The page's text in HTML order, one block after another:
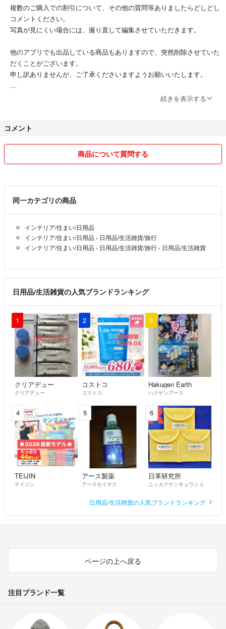
複数のご購入での割引について、その他の質問等ありましたらどしどし
コメントください。
写真が見にくい場合には、撮り直して編集させていただきます。
他のアプリでも出品している商品もありますので、突然削除させていた
だくことがございます。
申し訳ありませんが、ご了承くださいますようお願いいたします。
続きを表示する
コメント
商品について質問する
同一カテゴリの商品
インテリア/住まい/日用品
インテリア/住まい/日用品 › 日用品/生活雑貨/旅行
インテリア/住まい/日用品 › 日用品/生活雑貨/旅行 › 日用品/生活雑貨
日用品/生活雑貨の人気ブランドランキング
1
クリアデュー
クリアデュー
2
コストコ
コストコ
3
Hakugen Earth
ハクゲンアース
4
TEIJIN
テイジン
5
アース製薬
アースセイヤク
6
日革研究所
ニッカクケンキュウショ
日用品/生活雑貨の人気ブランドランキング
ページの上へ戻る
注目ブランド一覧